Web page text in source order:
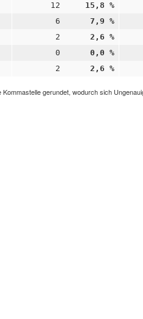
12 15,8 %
6 7,9 %
2 2,6 %
0 0,0 %
2 2,6 %
gerundet, wodurch sich